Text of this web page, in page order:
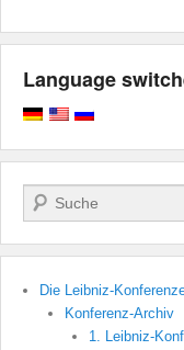
Language
Suchen
Die Leibniz-
Konferenz-Archiv
1. Leibniz-